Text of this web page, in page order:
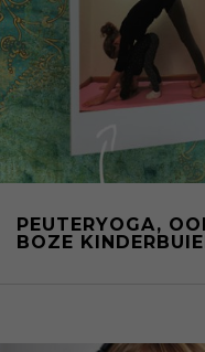
PEUTERYOGA,
BOZE